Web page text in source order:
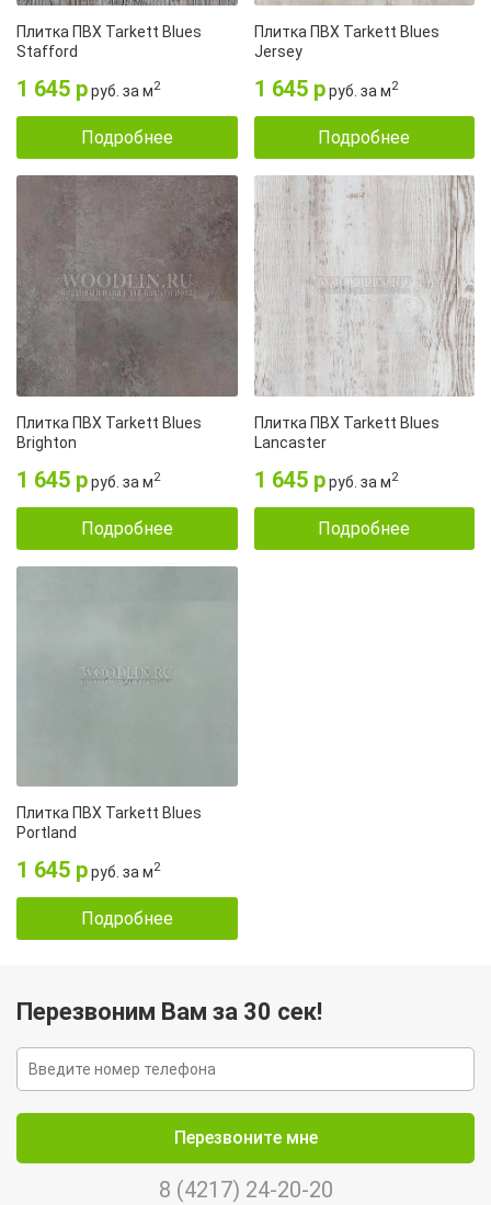
Плитка ПВХ Tarkett Blues
Stafford
1 645 рруб. за м2
Подробнее
Плитка ПВХ Tarkett Blues
Jersey
1 645 рруб. за м2
Подробнее
Плитка ПВХ Tarkett Blues
Brighton
1 645 рруб. за м2
Подробнее
Плитка ПВХ Tarkett Blues
Lancaster
1 645 рруб. за м2
Подробнее
Плитка ПВХ Tarkett Blues
Portland
1 645 рруб. за м2
Подробнее
Перезвоним Вам за 30 сек!
Перезвоните мне
8 (4217) 24-20-20